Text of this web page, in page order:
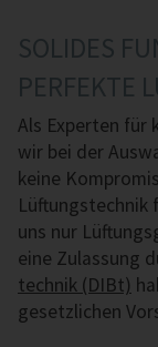
SOLIDES
PERFEKTE
Als Experten für
wir bei der
keine
Lüftungstechnik
uns nur
eine Zulassung
technik (DIBt)
gesetzlichen